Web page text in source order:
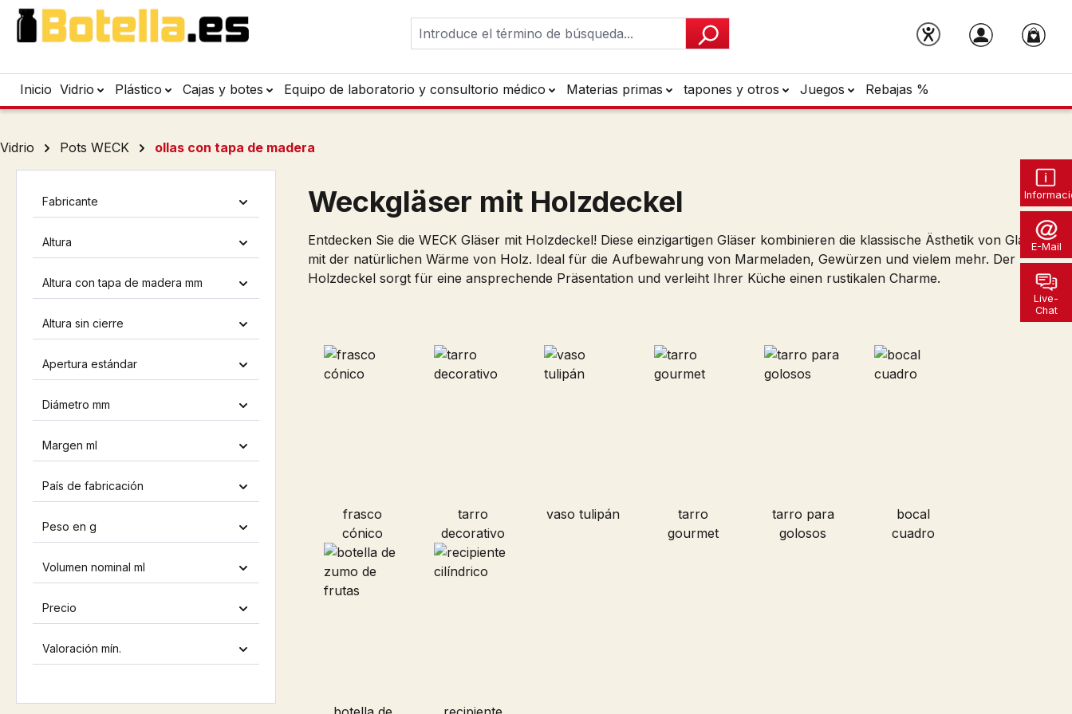
al contenido principal
Saltar a la búsqueda
Saltar a la navegación principal
E-Mail
Live-
Chat
Inicio Vidrio Plástico Cajas y botes Equipo de laboratorio y consultorio médico Materias primas tapones y otros Juegos Rebajas %
Vidrio Pots WECK ollas con tapa de madera
Fabricante
Altura
Altura con tapa de madera mm
Altura sin cierre
Apertura estándar
Diámetro mm
Margen ml
País de fabricación
Peso en g
Volumen nominal ml
Precio
Valoración mín.
Weckgläser mit Holzdeckel
Entdecken Sie die WECK Gläser mit Holzdeckel! Diese einzigartigen Gläser kombinieren die klassische Ästhetik von Glas
mit der natürlichen Wärme von Holz. Ideal für die Aufbewahrung von Marmeladen, Gewürzen und vielem mehr. Der
Holzdeckel sorgt für eine ansprechende Präsentation und verleiht Ihrer Küche einen rustikalen Charme.
frasco
cónico
tarro
decorativo
vaso tulipán
tarro
gourmet
tarro para
golosos
bocal
cuadro